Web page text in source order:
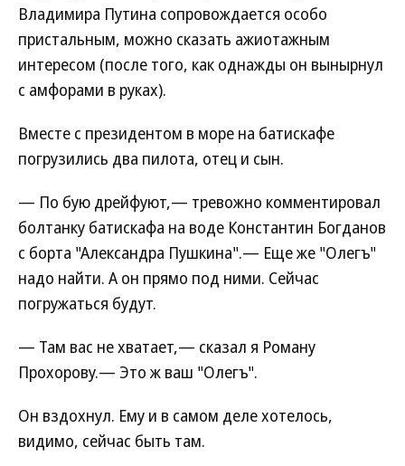
Владимира Путина сопровождается особо
пристальным, можно сказать ажиотажным
интересом (после того, как однажды он вынырнул
с амфорами в руках).
Вместе с президентом в море на батискафе
погрузились два пилота, отец и сын.
— По бую дрейфуют,— тревожно комментировал
болтанку батискафа на воде Константин Богданов
с борта "Александра Пушкина".— Еще же "Олегъ"
надо найти. А он прямо под ними. Сейчас
погружаться будут.
— Там вас не хватает,— сказал я Роману
Прохорову.— Это ж ваш "Олегъ".
Он вздохнул. Ему и в самом деле хотелось,
видимо, сейчас быть там.